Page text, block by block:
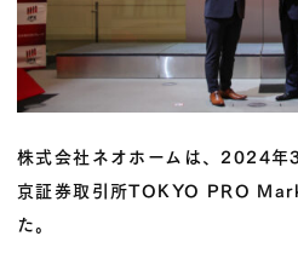
株式会社ネオホームは、2024年
京証券取引所TOKYO PRO
た。